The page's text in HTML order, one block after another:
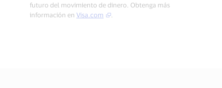
futuro del movimiento de dinero. Obtenga más
información en Visa.com